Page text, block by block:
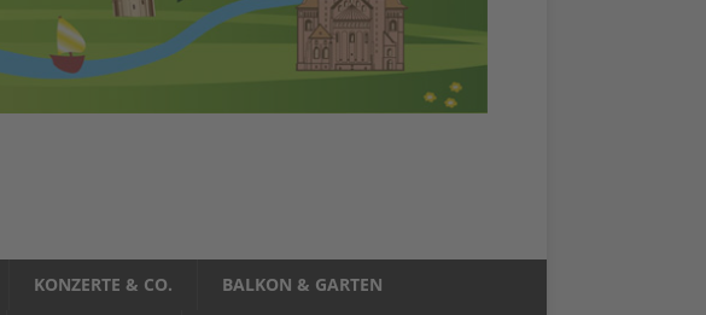
KONZERTE & CO. BALKON & GARTEN